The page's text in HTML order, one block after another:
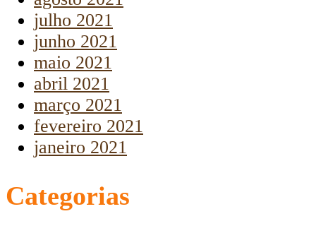
julho 2021
junho 2021
maio 2021
abril 2021
março 2021
fevereiro 2021
janeiro 2021
Categorias